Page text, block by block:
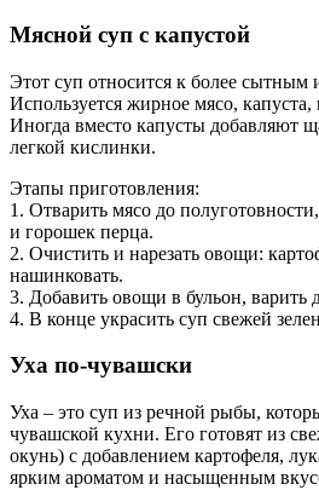
Мясной суп с капустой
Этот суп относится к более
Используется жирное мясо,
Иногда вместо капусты добавляют
легкой кислинки.
Этапы приготовления:
1. Отварить мясо до
и горошек перца.
2. Очистить и нарезать овощи:
нашинковать.
3. Добавить овощи в бульон, варить
4. В конце украсить суп свежей
Уха по-чувашски
Уха – это суп из речной рыбы,
чувашской кухни. Его готовят из
окунь) с добавлением картофеля,
ярким ароматом и насыщенным